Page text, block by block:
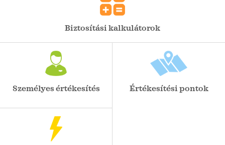
Biztosítási kalkulátorok
Személyes értékesítés Értékesítési pontok